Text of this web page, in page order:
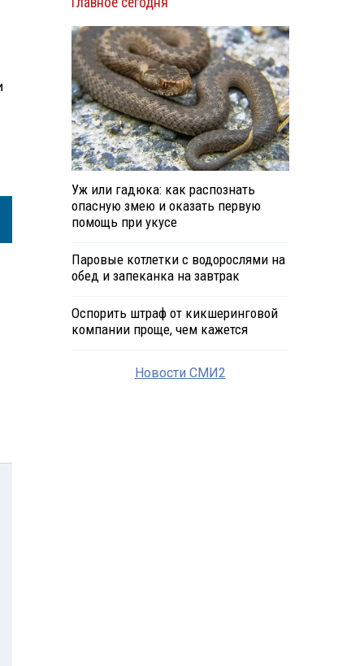
Уж или гадюка: как распознать
опасную змею и оказать первую
помощь при укусе
Паровые котлетки с водорослями на
обед и запеканка на завтрак
Оспорить штраф от кикшеринговой
компании проще, чем кажется
Новости СМИ2